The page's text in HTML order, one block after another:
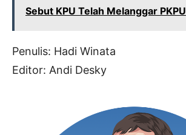
Sebut KPU Telah Melanggar PKPU
Penulis: Hadi Winata
Editor: Andi Desky